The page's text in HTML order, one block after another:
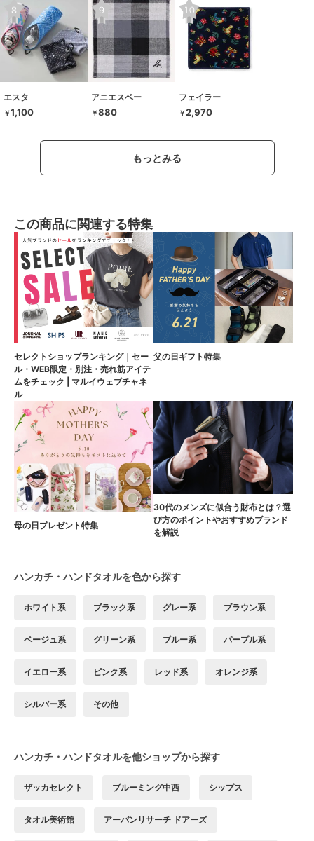
エスタ
￥1,100
アニエスベー
￥880
フェイラー
￥2,970
もっとみる
この商品に関連する特集
セレクトショップランキング｜セー
ル・WEB限定・別注・売れ筋アイテ
ムをチェック | マルイウェブチャネ
ル
父の日ギフト特集
母の日プレゼント特集
30代のメンズに似合う財布とは？選
び方のポイントやおすすめブランド
を解説
ハンカチ・ハンドタオルを色から探す
ホワイト系 ブラック系 グレー系 ブラウン系
ベージュ系 グリーン系 ブルー系 パープル系
イエロー系 ピンク系 レッド系 オレンジ系
シルバー系 その他
ハンカチ・ハンドタオルを他ショップから探す
ザッカセレクト ブルーミング中西 シップス
タオル美術館 アーバンリサーチ ドアーズ